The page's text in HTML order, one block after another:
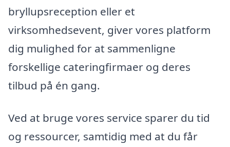
bryllupsreception eller et
virksomhedsevent, giver vores platform
dig mulighed for at sammenligne
forskellige cateringfirmaer og deres
tilbud på én gang.
Ved at bruge vores service sparer du tid
og ressourcer, samtidig med at du får